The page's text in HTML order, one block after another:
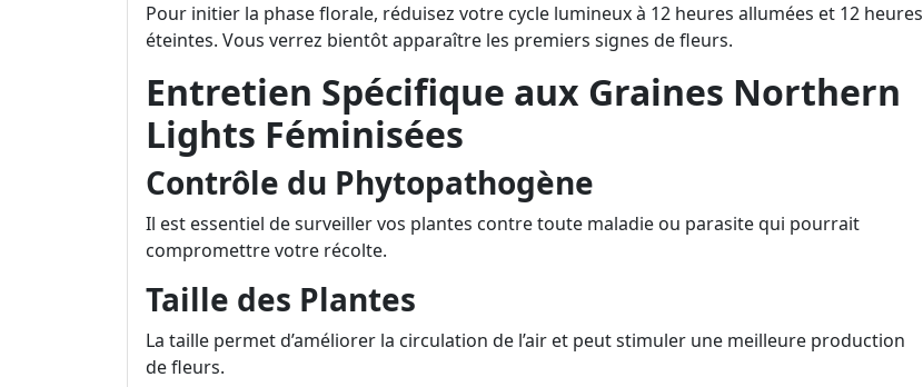
Pour initier la phase florale, réduisez votre cycle lumineux à 12 heures allumées et 12 heures
éteintes. Vous verrez bientôt apparaître les premiers signes de fleurs.
Entretien Spécifique aux Graines Northern
Lights Féminisées
Contrôle du Phytopathogène
Il est essentiel de surveiller vos plantes contre toute maladie ou parasite qui pourrait
compromettre votre récolte.
Taille des Plantes
La taille permet d’améliorer la circulation de l’air et peut stimuler une meilleure production
de fleurs.